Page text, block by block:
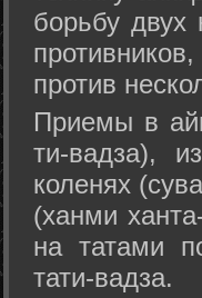
борьбу двух
против
Приемы в
ти-вадза),
коленях
(ханми
на татами
тати-